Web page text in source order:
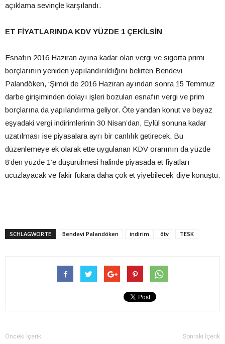
açıklama sevinçle karşılandı.
ET FİYATLARINDA KDV YÜZDE 1 ÇEKİLSİN
Esnafın 2016 Haziran ayına kadar olan vergi ve sigorta primi
borçlarının yeniden yapılandırıldığını belirten Bendevi
Palandöken, ‘Şimdi de 2016 Haziran ayından sonra 15 Temmuz
darbe girişiminden dolayı işleri bozulan esnafın vergi ve prim
borçlarına da yapılandırma geliyor. Öte yandan konut ve beyaz
eşyadaki vergi indirimlerinin 30 Nisan’dan, Eylül sonuna kadar
uzatılması ise piyasalara ayrı bir canlılık getirecek. Bu
düzenlemeye ek olarak ette uygulanan KDV oranının da yüzde
8’den yüzde 1’e düşürülmesi halinde piyasada et fiyatları
ucuzlayacak ve fakir fukara daha çok et yiyebilecek’ diye konuştu.
SCHLAGWORTE Bendevi Palandöken indirim ötv TESK
Önceki İçerik Sonraki İçerik